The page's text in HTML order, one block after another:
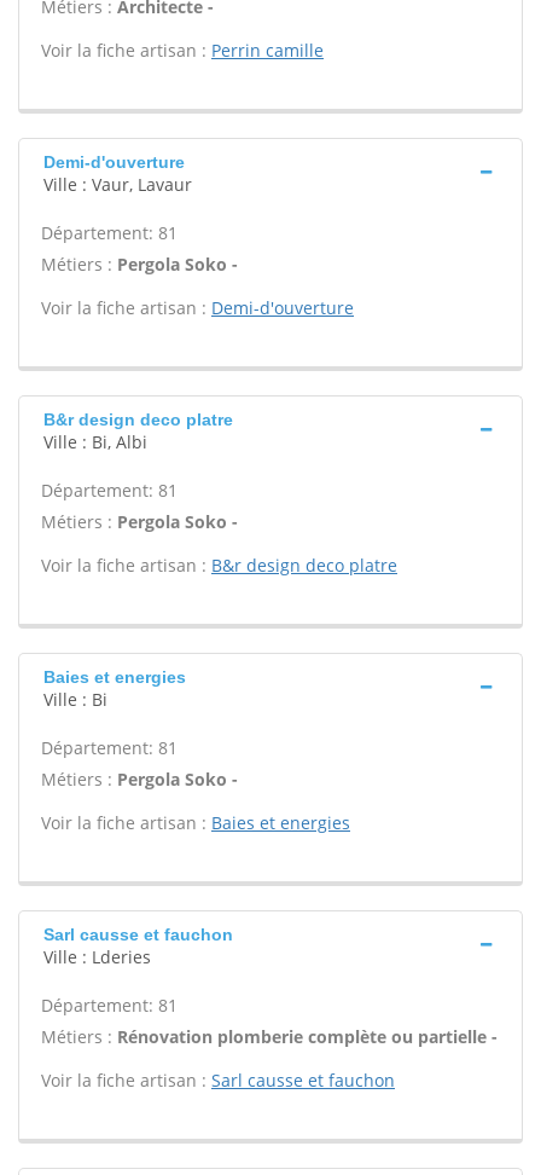
Métiers : Architecte -
Voir la fiche artisan : Perrin camille
Demi-d'ouverture
Ville : Vaur, Lavaur
Département: 81
Métiers : Pergola Soko -
Voir la fiche artisan : Demi-d'ouverture
B&r design deco platre
Ville : Bi, Albi
Département: 81
Métiers : Pergola Soko -
Voir la fiche artisan : B&r design deco platre
Baies et energies
Ville : Bi
Département: 81
Métiers : Pergola Soko -
Voir la fiche artisan : Baies et energies
Sarl causse et fauchon
Ville : Lderies
Département: 81
Métiers : Rénovation plomberie complète ou partielle -
Voir la fiche artisan : Sarl causse et fauchon